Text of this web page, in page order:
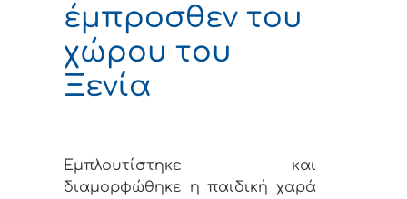
έμπροσθεν του
χώρου του
Ξενία
Εμπλουτίστηκε και
διαμορφώθηκε η παιδική χαρά